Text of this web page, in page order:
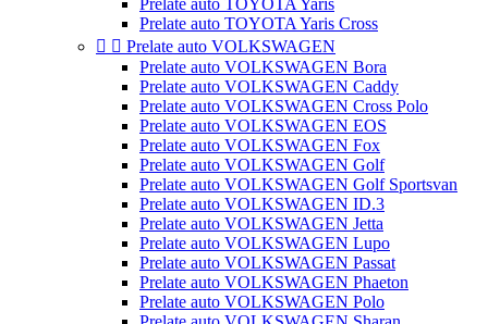
Prelate auto TOYOTA Yaris
Prelate auto TOYOTA Yaris Cross
  Prelate auto VOLKSWAGEN
Prelate auto VOLKSWAGEN Bora
Prelate auto VOLKSWAGEN Caddy
Prelate auto VOLKSWAGEN Cross Polo
Prelate auto VOLKSWAGEN EOS
Prelate auto VOLKSWAGEN Fox
Prelate auto VOLKSWAGEN Golf
Prelate auto VOLKSWAGEN Golf Sportsvan
Prelate auto VOLKSWAGEN ID.3
Prelate auto VOLKSWAGEN Jetta
Prelate auto VOLKSWAGEN Lupo
Prelate auto VOLKSWAGEN Passat
Prelate auto VOLKSWAGEN Phaeton
Prelate auto VOLKSWAGEN Polo